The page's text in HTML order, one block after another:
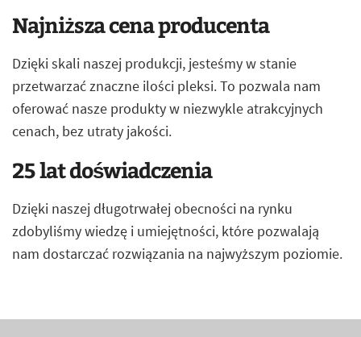
Najniższa cena producenta
Dzięki skali naszej produkcji, jesteśmy w stanie
przetwarzać znaczne ilości pleksi. To pozwala nam
oferować nasze produkty w niezwykle atrakcyjnych
cenach, bez utraty jakości.
25 lat doświadczenia
Dzięki naszej długotrwałej obecności na rynku
zdobyliśmy wiedzę i umiejętności, które pozwalają
nam dostarczać rozwiązania na najwyższym poziomie.